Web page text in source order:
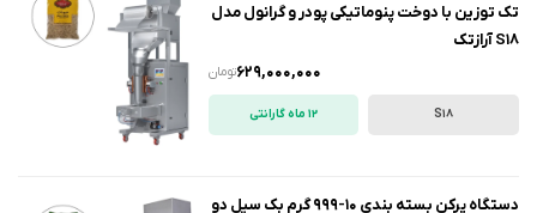
تک توزین با دوخت پنوماتیکی پودر و گرانول مدل
S18 آرازتک
تومان629,000,000
S18 12 ماه گارانتی
دستگاه پرکن بسته بندی 10-999 گرم بک سیل دو